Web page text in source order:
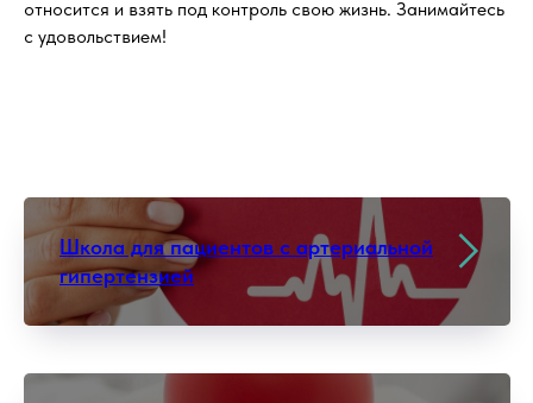
относится и взять под контроль свою жизнь. Занимайтесь
с удовольствием!
Школа для пациентов с артериальной
гипертензией